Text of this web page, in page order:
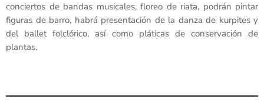
conciertos de bandas musicales, floreo de riata, podrán pintar
figuras de barro, habrá presentación de la danza de kurpites y
del ballet folclórico, así como pláticas de conservación de
plantas.